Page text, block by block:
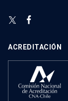
ACREDITACIÓN